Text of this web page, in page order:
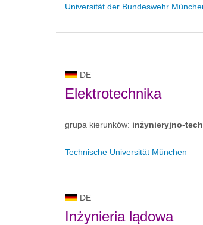
Universität der Bundeswehr
DE
Elektrotechnika
grupa kierunków: inżynieryjno-
Technische Universität München
DE
Inżynieria lądowa